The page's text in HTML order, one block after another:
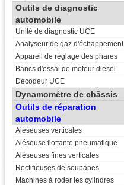
Outils de diagnostic
automobile
Unité de diagnostic UCE
Analyseur de gaz d'échappement
Appareil de réglage des phares
Bancs d'essai de moteur diesel
Décodeur UCE
Dynamomètre de châssis
Outils de réparation
automobile
Aléseuses verticales
Aléseuse flottante pneumatique
Aléseuses fines verticales
Rectifieuses de soupapes
Machines à roder les cylindres